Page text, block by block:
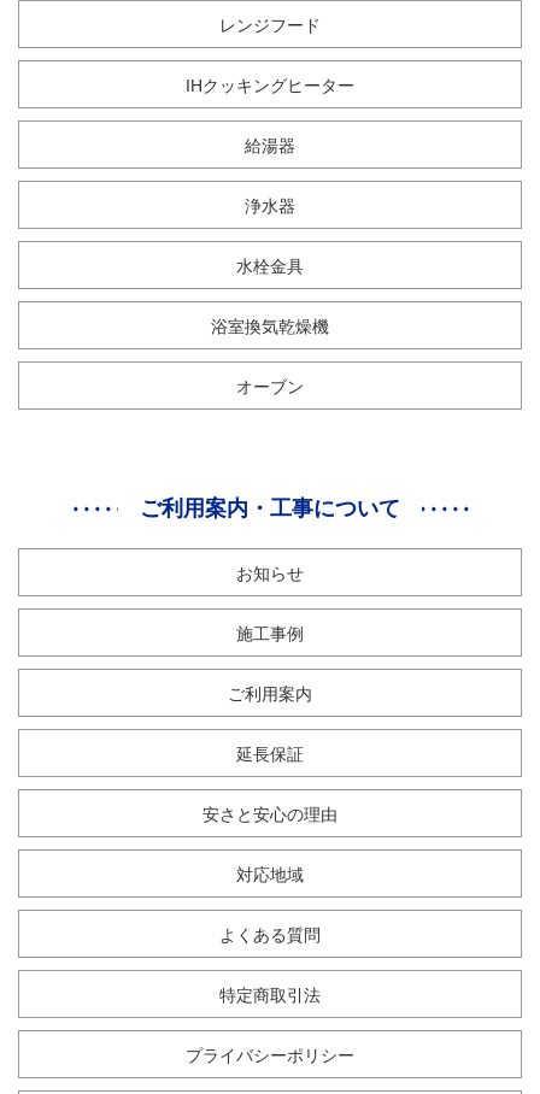
レンジフード
IHクッキングヒーター
給湯器
浄水器
水栓金具
浴室換気乾燥機
オーブン
ご利用案内・工事について
お知らせ
施工事例
ご利用案内
延長保証
安さと安心の理由
対応地域
よくある質問
特定商取引法
プライバシーポリシー